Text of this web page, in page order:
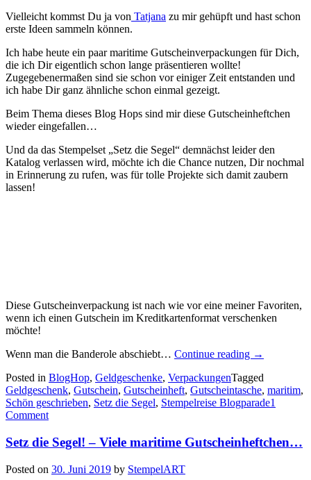
Vielleicht kommst Du ja von Tatjana zu mir gehüpft und hast schon
erste Ideen sammeln können.
Ich habe heute ein paar maritime Gutscheinverpackungen für Dich,
die ich Dir eigentlich schon lange präsentieren wollte!
Zugegebenermaßen sind sie schon vor einiger Zeit entstanden und
ich habe Dir ganz ähnliche schon einmal gezeigt.
Beim Thema dieses Blog Hops sind mir diese Gutscheinheftchen
wieder eingefallen…
Und da das Stempelset „Setz die Segel“ demnächst leider den
Katalog verlassen wird, möchte ich die Chance nutzen, Dir nochmal
in Erinnerung zu rufen, was für tolle Projekte sich damit zaubern
lassen!
Diese Gutscheinverpackung ist nach wie vor eine meiner Favoriten,
wenn ich einen Gutschein im Kreditkartenformat verschenken
möchte!
Wenn man die Banderole abschiebt… Continue reading →
Posted in BlogHop, Geldgeschenke, VerpackungenTagged
Geldgeschenk, Gutschein, Gutscheinheft, Gutscheintasche, maritim,
Schön geschrieben, Setz die Segel, Stempelreise Blogparade1
Comment
Setz die Segel! – Viele maritime Gutscheinheftchen…
Posted on 30. Juni 2019 by StempelART